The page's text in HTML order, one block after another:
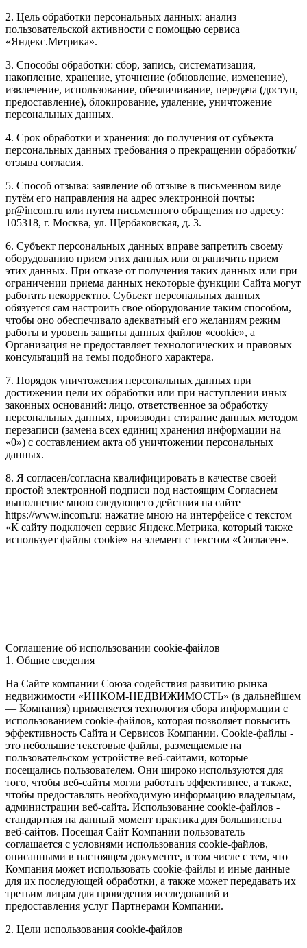
2. Цель обработки персональных данных: анализ
пользовательской активности с помощью сервиса
«Яндекс.Метрика».
3. Способы обработки: сбор, запись, систематизация,
накопление, хранение, уточнение (обновление, изменение),
извлечение, использование, обезличивание, передача (доступ,
предоставление), блокирование, удаление, уничтожение
персональных данных.
4. Срок обработки и хранения: до получения от субъекта
персональных данных требования о прекращении обработки/
отзыва согласия.
5. Способ отзыва: заявление об отзыве в письменном виде
путём его направления на адрес электронной почты:
pr@incom.ru или путем письменного обращения по адресу:
105318, г. Москва, ул. Щербаковская, д. 3.
6. Субъект персональных данных вправе запретить своему
оборудованию прием этих данных или ограничить прием
этих данных. При отказе от получения таких данных или при
ограничении приема данных некоторые функции Сайта могут
работать некорректно. Субъект персональных данных
обязуется сам настроить свое оборудование таким способом,
чтобы оно обеспечивало адекватный его желаниям режим
работы и уровень защиты данных файлов «cookie», а
Организация не предоставляет технологических и правовых
консультаций на темы подобного характера.
7. Порядок уничтожения персональных данных при
достижении цели их обработки или при наступлении иных
законных оснований: лицо, ответственное за обработку
персональных данных, производит стирание данных методом
перезаписи (замена всех единиц хранения информации на
«0») с составлением акта об уничтожении персональных
данных.
8. Я согласен/согласна квалифицировать в качестве своей
простой электронной подписи под настоящим Согласием
выполнение мною следующего действия на сайте
https://www.incom.ru: нажатие мною на интерфейсе с текстом
«К сайту подключен сервис Яндекс.Метрика, который также
использует файлы cookie» на элемент с текстом «Согласен».
Соглашение об использовании cookie-файлов
1. Общие сведения
На Сайте компании Союза содействия развитию рынка
недвижимости «ИНКОМ-НЕДВИЖИМОСТЬ» (в дальнейшем
— Компания) применяется технология сбора информации с
использованием cookie-файлов, которая позволяет повысить
эффективность Сайта и Сервисов Компании. Сookie-файлы -
это небольшие текстовые файлы, размещаемые на
пользовательском устройстве веб-сайтами, которые
посещались пользователем. Они широко используются для
того, чтобы веб-сайты могли работать эффективнее, а также,
чтобы предоставлять необходимую информацию владельцам,
администрации веб-сайта. Использование cookie-файлов -
стандартная на данный момент практика для большинства
веб-сайтов. Посещая Сайт Компании пользователь
соглашается с условиями использования cookie-файлов,
описанными в настоящем документе, в том числе с тем, что
Компания может использовать cookie-файлы и иные данные
для их последующей обработки, а также может передавать их
третьим лицам для проведения исследований и
предоставления услуг Партнерами Компании.
2. Цели использования cookie-файлов